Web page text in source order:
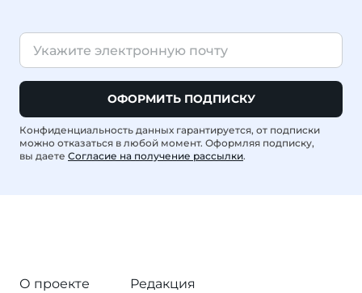
ОФОРМИТЬ ПОДПИСКУ
Конфиденциальность данных гарантируется, от подписки
можно отказаться в любой момент. Оформляя подписку,
вы даете Согласие на получение рассылки.
О проекте
Редакция